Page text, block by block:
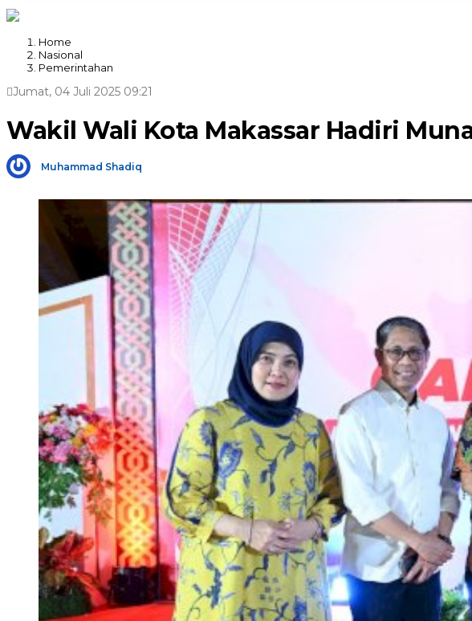
Home
Nasional
Pemerintahan
Jumat, 04 Juli 2025 09:21
Wakil Wali Kota Makassar Hadiri
Muhammad Shadiq